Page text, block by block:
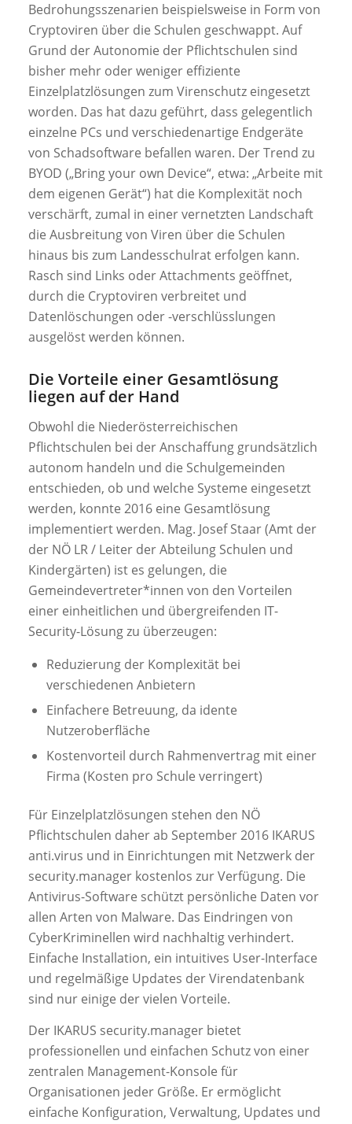
Bedrohungsszenarien beispielsweise in Form von
Cryptoviren über die Schulen geschwappt. Auf
Grund der Autonomie der Pﬂichtschulen sind
bisher mehr oder weniger effiziente
Einzelplatzlösungen zum Virenschutz eingesetzt
worden. Das hat dazu geführt, dass gelegentlich
einzelne PCs und verschiedenartige Endgeräte
von Schadsoftware befallen waren. Der Trend zu
BYOD („Bring your own Device“, etwa: „Arbeite mit
dem eigenen Gerät“) hat die Komplexität noch
verschärft, zumal in einer vernetzten Landschaft
die Ausbreitung von Viren über die Schulen
hinaus bis zum Landesschulrat erfolgen kann.
Rasch sind Links oder Attachments geöffnet,
durch die Cryptoviren verbreitet und
Datenlöschungen oder -verschlüsslungen
ausgelöst werden können.
Die Vorteile einer Gesamtlösung
liegen auf der Hand
Obwohl die Niederösterreichischen
Pﬂichtschulen bei der Anschaffung grundsätzlich
autonom handeln und die Schulgemeinden
entschieden, ob und welche Systeme eingesetzt
werden, konnte 2016 eine Gesamtlösung
implementiert werden. Mag. Josef Staar (Amt der
der NÖ LR / Leiter der Abteilung Schulen und
Kindergärten) ist es gelungen, die
Gemeindevertreter*innen von den Vorteilen
einer einheitlichen und übergreifenden IT-
Security-Lösung zu überzeugen:
Reduzierung der Komplexität bei
verschiedenen Anbietern
Einfachere Betreuung, da idente
Nutzeroberﬂäche
Kostenvorteil durch Rahmenvertrag mit einer
Firma (Kosten pro Schule verringert)
Für Einzelplatzlösungen stehen den NÖ
Pﬂichtschulen daher ab September 2016 IKARUS
anti.virus und in Einrichtungen mit Netzwerk der
security.manager kostenlos zur Verfügung. Die
Antivirus-Software schützt persönliche Daten vor
allen Arten von Malware. Das Eindringen von
CyberKriminellen wird nachhaltig verhindert.
Einfache Installation, ein intuitives User-Interface
und regelmäßige Updates der Virendatenbank
sind nur einige der vielen Vorteile.
Der IKARUS security.manager bietet
professionellen und einfachen Schutz von einer
zentralen Management-Konsole für
Organisationen jeder Größe. Er ermöglicht
einfache Konﬁguration, Verwaltung, Updates und